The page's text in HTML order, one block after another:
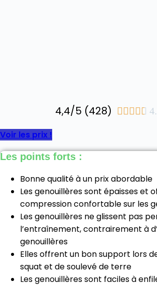
4,4/5 (428) 
Voir les prix !
Les points forts :
Bonne qualité à un prix abordable
Les genouillères sont épaisses et
compression confortable sur les
Les genouillères ne glissent pas
l’entraînement, contrairement à
genouillères
Elles offrent un bon support lors
squat et de soulevé de terre
Les genouillères sont faciles à